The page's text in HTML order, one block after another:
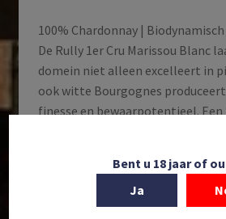
100% Chardonnay | Biodynamisch
De Rully 1er Cru Marissou Blanc
domein niet alleen excelleert in
ook witte Bourgognes
finesse en bewaarpotentieel.
flesrijping. Nu exclusief
Wijnkoperij, als een van de
wijnspeciaalzaken in Nederland
Bent u 18 jaar of
Ja